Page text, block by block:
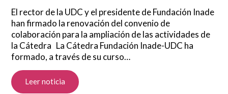
El rector de la UDC y el presidente de Fundación Inade
han firmado la renovación del convenio de
colaboración para la ampliación de las actividades de
la Cátedra La Cátedra Fundación Inade-UDC ha
formado, a través de su curso…
Leer noticia